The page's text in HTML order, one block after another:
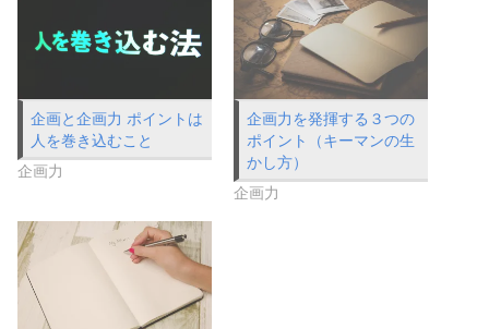
企画と企画力 ポイントは
人を巻き込むこと
企画力
企画力を発揮する３つの
ポイント（キーマンの生
かし方）
企画力